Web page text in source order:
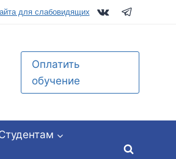
для слабовидящих
Оплатить
обучение